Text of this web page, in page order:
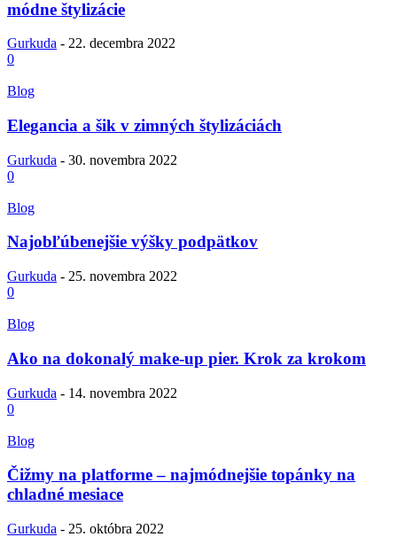
módne štylizácie
Gurkuda - 22. decembra 2022
0
Blog
Elegancia a šik v zimných štylizáciách
Gurkuda - 30. novembra 2022
0
Blog
Najobľúbenejšie výšky podpätkov
Gurkuda - 25. novembra 2022
0
Blog
Ako na dokonalý make-up pier. Krok za krokom
Gurkuda - 14. novembra 2022
0
Blog
Čižmy na platforme – najmódnejšie topánky na
chladné mesiace
Gurkuda - 25. októbra 2022